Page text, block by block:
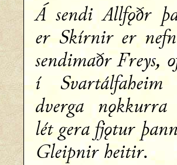
Á sendi Allfǫðr
er Skírnir er
sendimaðr Freys,
í
dverga
lét gera fjǫtur
Gleipnir heitir.